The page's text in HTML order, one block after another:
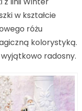
w kształcie
różu
kolorystyką.
radosny.